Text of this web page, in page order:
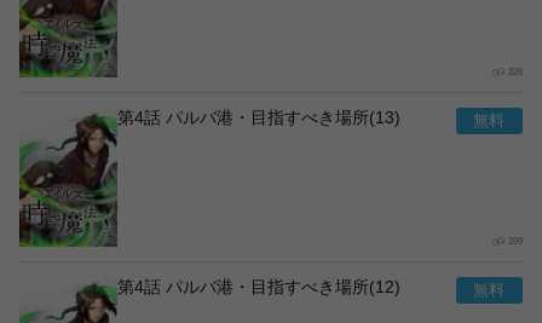
226
第4話 パルバ港・目指すべき場所(13)
209
第4話 パルバ港・目指すべき場所(12)